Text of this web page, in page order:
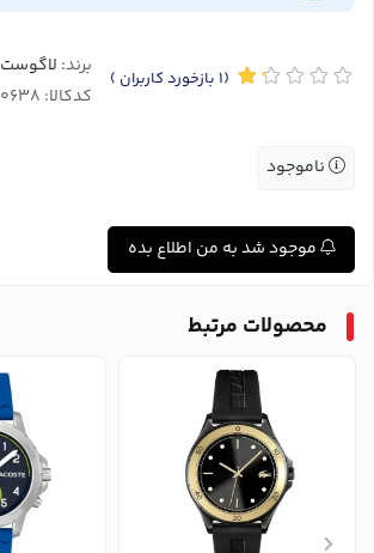
(1 بازخورد کاربران ) برند: لاگوست
کدکالا:
ناموجود
موجود شد به من اطلاع بده
محصولات مرتبط